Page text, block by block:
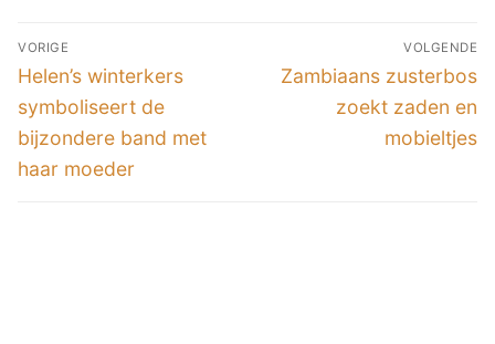
VORIGE
Helen’s winterkers
symboliseert de
bijzondere band met
haar moeder
VOLGENDE
Zambiaans zusterbos
zoekt zaden en
mobieltjes